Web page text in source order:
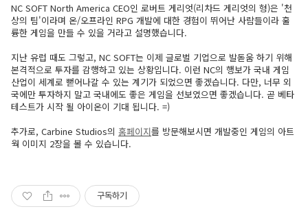
NC SOFT North America CEO인 로버트 게리엇(리차드 게리엇의 형)은 '천
상의 팀'이라며 온/오프라인 RPG 개발에 대한 경험이 뛰어난 사람들이라 훌
륭한 게임을 만들 수 있을 거라고 설명했습니다.
지난 유럽 때도 그렇고, NC SOFT는 이제 글로벌 기업으로 발돋움 하기 위해
본격적으로 투자를 감행하고 있는 상황입니다. 이런 NC의 행보가 국내 게임
산업이 세계로 뻗어나갈 수 있는 계기가 되었으면 좋겠습니다. 다만, 너무 외
국에만 투자하지 말고 국내에도 좋은 게임을 선보였으면 좋겠습니다. 곧 베타
테스트가 시작 될 아이온이 기대 됩니다. =)
추가로, Carbine Studios의 홈페이지를 방문해보시면 개발중인 게임의 아트
웍 이미지 2장을 볼 수 있습니다.
구독하기